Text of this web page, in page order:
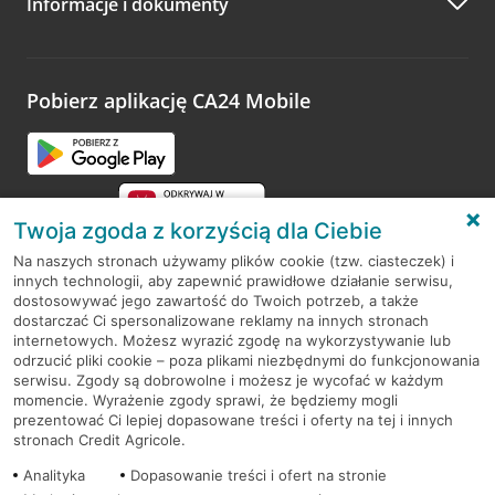
Zachęcamy do podzielenia się z nami opinią o wizycie.
opinie.
Pobierz aplikację CA24 Mobile
RODO
Regulamin serwisu
Mapa serwisu
PolitykaCookies
Twoja zgoda z korzyścią dla Ciebie
Na naszych stronach używamy plików cookie (tzw. ciasteczek) i
innych technologii, aby zapewnić prawidłowe działanie serwisu,
dostosowywać jego zawartość do Twoich potrzeb, a także
dostarczać Ci spersonalizowane reklamy na innych stronach
internetowych. Możesz wyrazić zgodę na wykorzystywanie lub
odrzucić pliki cookie – poza plikami niezbędnymi do funkcjonowania
serwisu. Zgody są dobrowolne i możesz je wycofać w każdym
momencie. Wyrażenie zgody sprawi, że będziemy mogli
prezentować Ci lepiej dopasowane treści i oferty na tej i innych
stronach Credit Agricole.
Analityka
Dopasowanie treści i ofert na stronie